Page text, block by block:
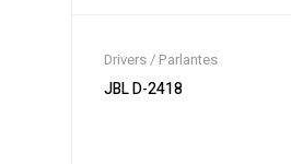
Drivers / Parlantes
JBL D-2418